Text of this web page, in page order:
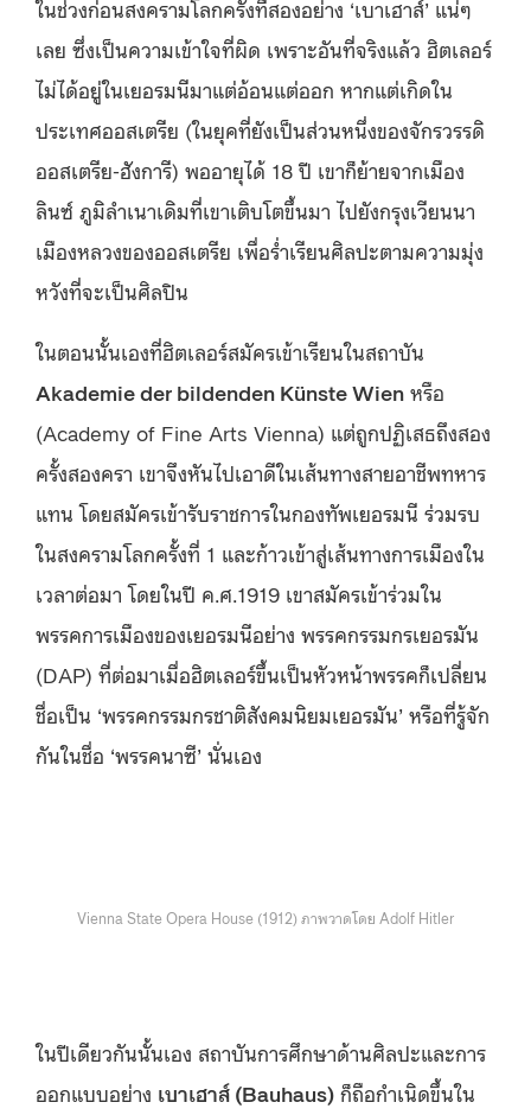
ในช่วงก่อนสงครามโลกครั้งที่สองอย่าง ‘เบาเฮาส์’ แน่ๆ
เลย ซึ่งเป็นความเข้าใจที่ผิด เพราะอันที่จริงแล้ว ฮิตเลอร์
ไม่ได้อยู่ในเยอรมนีมาแต่อ้อนแต่ออก หากแต่เกิดใน
ประเทศออสเตรีย (ในยุคที่ยังเป็นส่วนหนึ่งของจักรวรรดิ
ออสเตรีย-ฮังการี) พออายุได้ 18 ปี เขาก็ย้ายจากเมือง
ลินซ์ ภูมิลำเนาเดิมที่เขาเติบโตขึ้นมา ไปยังกรุงเวียนนา
เมืองหลวงของออสเตรีย เพื่อร่ำเรียนศิลปะตามความมุ่ง
หวังที่จะเป็นศิลปิน
ในตอนนั้นเองที่ฮิตเลอร์สมัครเข้าเรียนในสถาบัน
Akademie der bildenden Künste Wien หรือ
(Academy of Fine Arts Vienna) แต่ถูกปฏิเสธถึงสอง
ครั้งสองครา เขาจึงหันไปเอาดีในเส้นทางสายอาชีพทหาร
แทน โดยสมัครเข้ารับราชการในกองทัพเยอรมนี ร่วมรบ
ในสงครามโลกครั้งที่ 1 และก้าวเข้าสู่เส้นทางการเมืองใน
เวลาต่อมา โดยในปี ค.ศ.1919 เขาสมัครเข้าร่วมใน
พรรคการเมืองของเยอรมนีอย่าง พรรคกรรมกรเยอรมัน
(DAP) ที่ต่อมาเมื่อฮิตเลอร์ขึ้นเป็นหัวหน้าพรรคก็เปลี่ยน
ชื่อเป็น ‘พรรคกรรมกรชาติสังคมนิยมเยอรมัน’ หรือที่รู้จัก
กันในชื่อ ‘พรรคนาซี’ นั่นเอง
Vienna State Opera House (1912) ภาพวาดโดย Adolf Hitler
ในปีเดียวกันนั้นเอง สถาบันการศึกษาด้านศิลปะและการ
ออกแบบอย่าง เบาเฮาส์ (Bauhaus) ก็ถือกำเนิดขึ้นใน